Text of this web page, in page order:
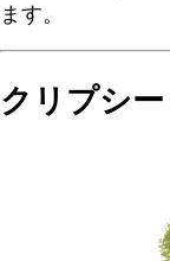
ます。
クリプシー